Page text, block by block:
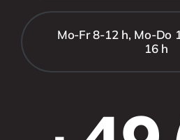
Mo-Fr 8-12 h, Mo-Do
16 h